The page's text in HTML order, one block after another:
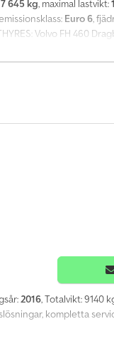
7 645 kg, maximal lastvikt:
Euro 6,
Volvo FH 460
FH 460 Årsmodell:
Shift Retarder:
Luftfjädrad förarstol
Alovzr N Ujaof
Centrallås
YV2RTY0A9KB90
2016, Totalvikt: 9140
kompletta